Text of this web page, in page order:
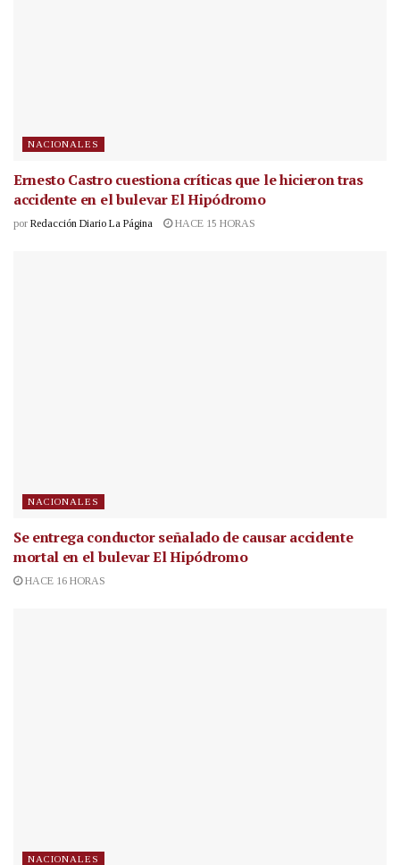
NACIONALES
Ernesto Castro cuestiona críticas que le hicieron tras
accidente en el bulevar El Hipódromo
por Redacción Diario La Página HACE 15 HORAS
NACIONALES
Se entrega conductor señalado de causar accidente
mortal en el bulevar El Hipódromo
HACE 16 HORAS
NACIONALES